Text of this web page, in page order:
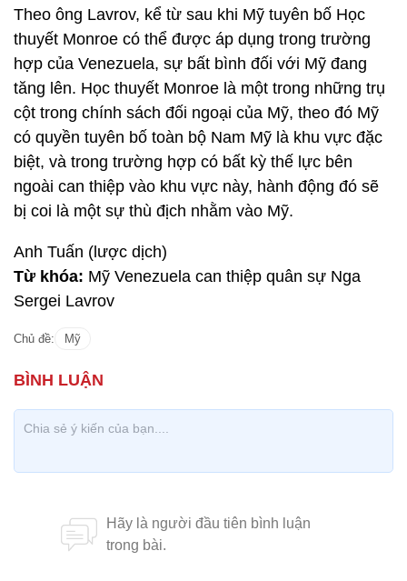
Theo ông Lavrov, kể từ sau khi Mỹ tuyên bố Học
thuyết Monroe có thể được áp dụng trong trường
hợp của Venezuela, sự bất bình đối với Mỹ đang
tăng lên. Học thuyết Monroe là một trong những trụ
cột trong chính sách đối ngoại của Mỹ, theo đó Mỹ
có quyền tuyên bố toàn bộ Nam Mỹ là khu vực đặc
biệt, và trong trường hợp có bất kỳ thế lực bên
ngoài can thiệp vào khu vực này, hành động đó sẽ
bị coi là một sự thù địch nhằm vào Mỹ.
Anh Tuấn (lược dịch)
Từ khóa: Mỹ Venezuela can thiệp quân sự Nga
Sergei Lavrov
Chủ đề: Mỹ